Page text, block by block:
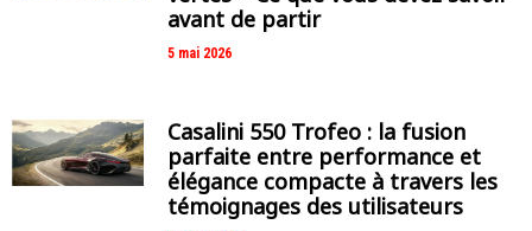
avant de partir
5 mai 2026
Casalini 550 Trofeo : la fusion
parfaite entre performance et
élégance compacte à travers les
témoignages des utilisateurs